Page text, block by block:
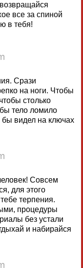
все за спиной
в тебя!
Срази
на ноги. Чтобы
столько
тело ломило
бы видел на ключах
Совсем
для этого
терпения.
процедуры
без устали
и набирайся